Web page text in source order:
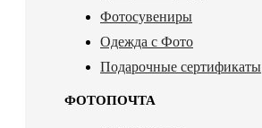
Фотосувениры
Одежда с Фото
Подарочные сертификаты
ФОТОПОЧТА